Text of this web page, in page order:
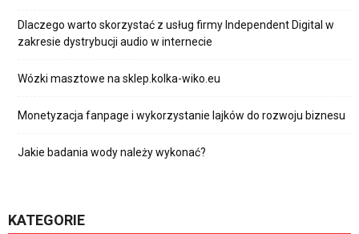
Dlaczego warto skorzystać z usług firmy Independent Digital w
zakresie dystrybucji audio w internecie
Wózki masztowe na sklep.kolka-wiko.eu
Monetyzacja fanpage i wykorzystanie lajków do rozwoju biznesu
Jakie badania wody należy wykonać?
KATEGORIE